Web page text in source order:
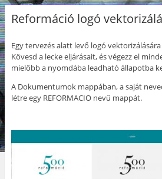
Reformáció logó
Egy tervezés alatt levő logó
Kövesd a lecke eljárásait, és végezz el
mielőbb a nyomdába leadható állapotba
A Dokumentumok mappában, a saját
létre egy REFORMACIO nevű mappát.